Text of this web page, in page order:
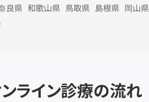
良県 和歌山県 鳥取県 島根県 岡山県
ライン診療の流れ